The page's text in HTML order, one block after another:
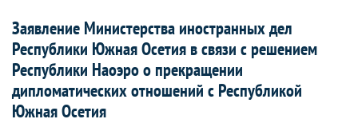
Заявление Министерства иностранных дел
Республики Южная Осетия в связи с решением
Республики Наоэро о прекращении
дипломатических отношений с Республикой
Южная Осетия